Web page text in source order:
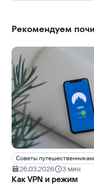
Рекомендуем
Cоветы путешественникам
26.03.2026 3 мин
Как VPN и режим